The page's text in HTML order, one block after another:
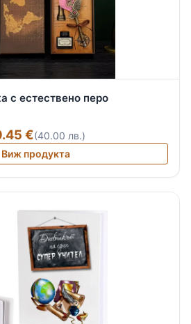
с естествено перо
€(40.00 лв.)
Виж продукта